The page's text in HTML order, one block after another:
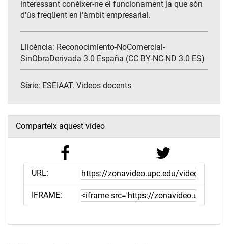
interessant conèixer-ne el funcionament ja que són
d'ús freqüent en l'àmbit empresarial.
Llicència: Reconocimiento-NoComercial-
SinObraDerivada 3.0 España (CC BY-NC-ND 3.0 ES)
Sèrie: ESEIAAT. Videos docents
Comparteix aquest vídeo
URL:
IFRAME: